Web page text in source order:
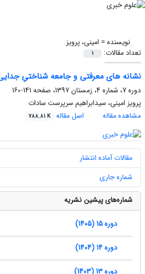
نویسنده = امینی، پرویز
تعداد مقالات:
1
نشانه های معرفتی و جامعه شناختیِ
دوره 7، شماره 4، زمستان 1397، صفحه
141-160
پرویز امینی، سیدابراهیم سرپرست سادات
مشاهده مقاله
اصل مقاله 788.81 K
مقالات آماده انتشار
شماره جاری
شماره‌های پیشین نشریه
دوره 15 (1405)
دوره 14 (1404)
دوره 13 (1403)